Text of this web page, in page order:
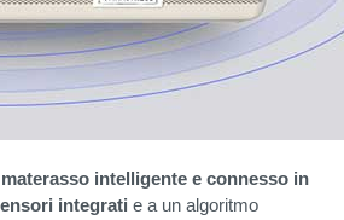
materasso intelligente e connesso in
integrati e a un algoritmo